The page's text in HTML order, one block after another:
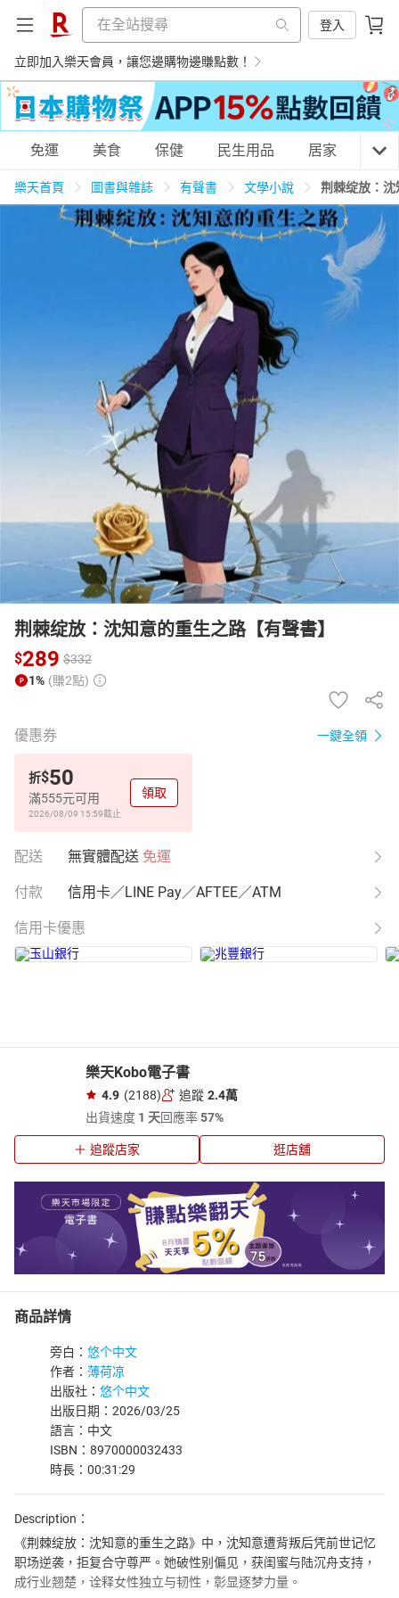
登入
立即加入樂天會員，讓您邊購物邊賺點數！
購物網分類
美食蛋糕 養生保健 民生用品
運動休閒 親子玩具
男裝 化妝保養
電子/紙本書
HOT
免運 美食 保健 民生用品 居家 3C
樂天首頁 圖書與雜誌 有聲書 文學小說 荆棘绽放：
荆棘绽放：沈知意的重生之路【有聲書】
$289 $332
1% (賺2點)
優惠券 一鍵全領
折$50
滿555元可用
2026/08/09 15:59截止
領取
配送 無實體配送 免運
付款 信用卡／LINE Pay／AFTEE／ATM
信用卡優惠
樂天Kobo電子書
4.9 (2188) 追蹤 2.4萬
出貨速度 1 天回應率57%
追蹤店家 逛店舖
商品詳情
旁白： 悠个中文
作者： 薄荷凉
出版社： 悠个中文
出版日期：2026/03/25
語言：中文
ISBN：8970000032433
時長：00:31:29
Description：
《荆棘绽放：沈知意的重生之路》中，沈知意遭背叛后凭前世记忆
职场逆袭，拒复合守尊严。她破性别偏见，获闺蜜与陆沉舟支持，
成行业翘楚，诠释女性独立与韧性，彰显逐梦力量。